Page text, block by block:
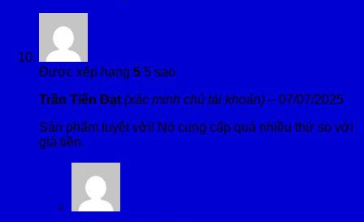
Được xếp hạng 5 5 sao
Trần Tiến Đạt (xác minh chủ tài khoản) – 07/07/2025
Sản phẩm tuyệt vời! Nó cung cấp quá nhiều thứ so với
giá tiền.